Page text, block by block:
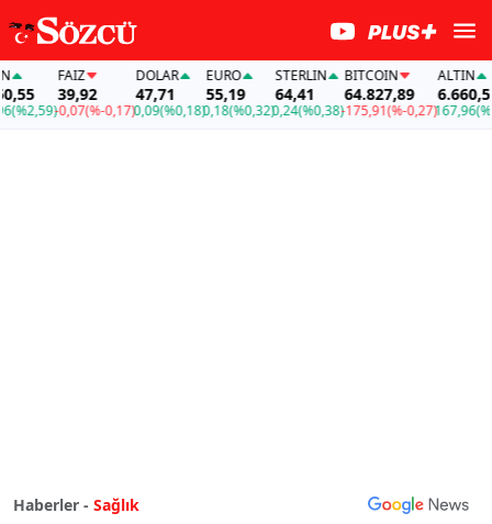
FAİZ
39,92
-0,07(%-0,17)
DOLAR
47,71
0,09(%0,18)
EURO
55,19
0,18(%0,32)
STERLIN
64,41
0,24(%0,38)
BITCOIN
64.827,89
-175,91(%-0,27)
ALTIN
6.660,55
167,96
Haberler - Sağlık